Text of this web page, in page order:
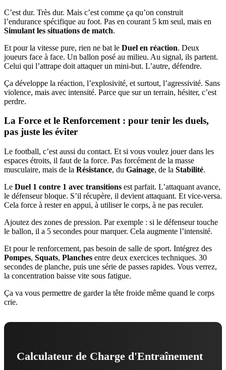
C’est dur. Très dur. Mais c’est comme ça qu’on construit
l’endurance spécifique au foot. Pas en courant 5 km seul, mais en
Simulant les situations de match.
Et pour la vitesse pure, rien ne bat le Duel en réaction. Deux
joueurs face à face. Un ballon posé au milieu. Au signal, ils partent.
Celui qui l’attrape doit attaquer un mini-but. L’autre, défendre.
Ça développe la réaction, l’explosivité, et surtout, l’agressivité. Sans
violence, mais avec intensité. Parce que sur un terrain, hésiter, c’est
perdre.
La Force et le Renforcement : pour tenir les duels,
pas juste les éviter
Le football, c’est aussi du contact. Et si vous voulez jouer dans les
espaces étroits, il faut de la force. Pas forcément de la masse
musculaire, mais de la Résistance, du Gainage, de la Stabilité.
Le Duel 1 contre 1 avec transitions est parfait. L’attaquant avance,
le défenseur bloque. S’il récupère, il devient attaquant. Et vice-versa.
Cela force à rester en appui, à utiliser le corps, à ne pas reculer.
Ajoutez des zones de pression. Par exemple : si le défenseur touche
le ballon, il a 5 secondes pour marquer. Cela augmente l’intensité.
Et pour le renforcement, pas besoin de salle de sport. Intégrez des
Pompes, Squats, Planches entre deux exercices techniques. 30
secondes de planche, puis une série de passes rapides. Vous verrez,
la concentration baisse vite sous fatigue.
Ça va vous permettre de garder la tête froide même quand le corps
crie.
Calculateur de Charge d'Entraînement